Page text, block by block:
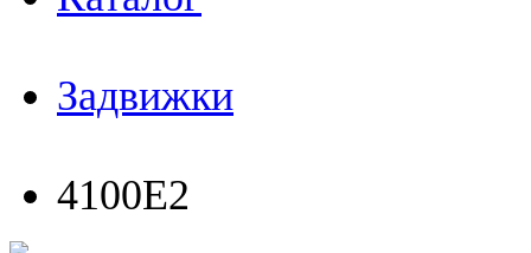
Задвижки
4100E2